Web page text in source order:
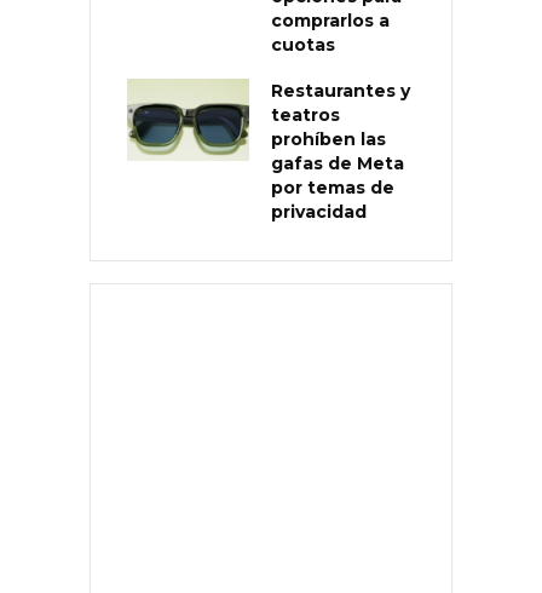
comprarlos a
cuotas
Restaurantes y
teatros
prohíben las
gafas de Meta
por temas de
privacidad